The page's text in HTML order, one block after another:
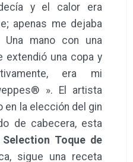
y el calor era
apenas me dejaba
Una mano con una
extendió una copa y
era mi
». El artista
en la elección del gin
de cabecera, esta
Selection Toque de
sigue una receta